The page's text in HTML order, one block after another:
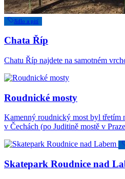
Jídlo a pití
Chata Říp
Chatu Říp najdete na samotném
Roudnické mosty
Kamenný roudnický most byl třetím
v Čechách (po Juditině mostě v
Skatepark Roudnice nad